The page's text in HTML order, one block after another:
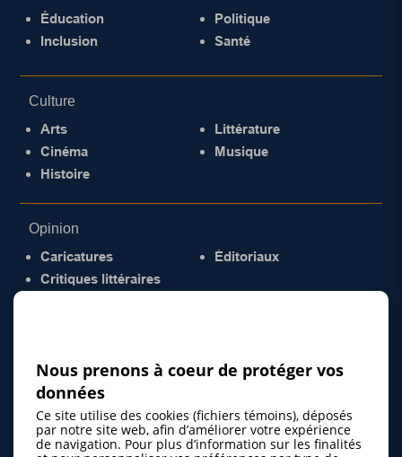
Éducation
Inclusion
Politique
Santé
Culture
Arts
Cinéma
Histoire
Littérature
Musique
Opinion
Caricatures
Critiques littéraires
Éditoriaux
Nous prenons à coeur de protéger vos
données
Ce site utilise des cookies (fichiers témoins), déposés
par notre site web, afin d’améliorer votre expérience
de navigation. Pour plus d’information sur les finalités